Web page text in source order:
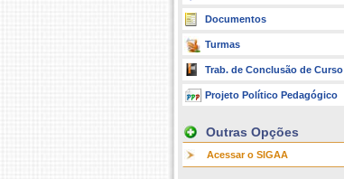
Documentos
Turmas
Trab. de Conclusão de Curso
Projeto Político Pedagógico
Outras Opções
Acessar o SIGAA